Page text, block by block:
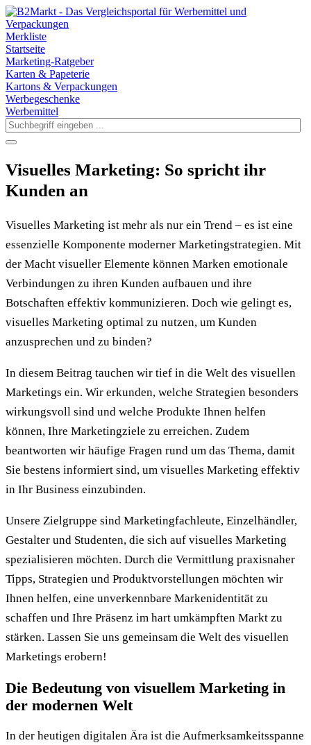
Merkliste
Startseite
Marketing-Ratgeber
Karten & Papeterie
Kartons & Verpackungen
Werbegeschenke
Werbemittel
Visuelles Marketing: So spricht ihr
Kunden an
Visuelles Marketing ist mehr als nur ein Trend – es ist eine
essenzielle Komponente moderner Marketingstrategien. Mit
der Macht visueller Elemente können Marken emotionale
Verbindungen zu ihren Kunden aufbauen und ihre
Botschaften effektiv kommunizieren. Doch wie gelingt es,
visuelles Marketing optimal zu nutzen, um Kunden
anzusprechen und zu binden?
In diesem Beitrag tauchen wir tief in die Welt des visuellen
Marketings ein. Wir erkunden, welche Strategien besonders
wirkungsvoll sind und welche Produkte Ihnen helfen
können, Ihre Marketingziele zu erreichen. Zudem
beantworten wir häufige Fragen rund um das Thema, damit
Sie bestens informiert sind, um visuelles Marketing effektiv
in Ihr Business einzubinden.
Unsere Zielgruppe sind Marketingfachleute, Einzelhändler,
Gestalter und Studenten, die sich auf visuelles Marketing
spezialisieren möchten. Durch die Vermittlung praxisnaher
Tipps, Strategien und Produktvorstellungen möchten wir
Ihnen helfen, eine unverkennbare Markenidentität zu
schaffen und Ihre Präsenz im hart umkämpften Markt zu
stärken. Lassen Sie uns gemeinsam die Welt des visuellen
Marketings erobern!
Die Bedeutung von visuellem Marketing in
der modernen Welt
In der heutigen digitalen Ära ist die Aufmerksamkeitsspanne